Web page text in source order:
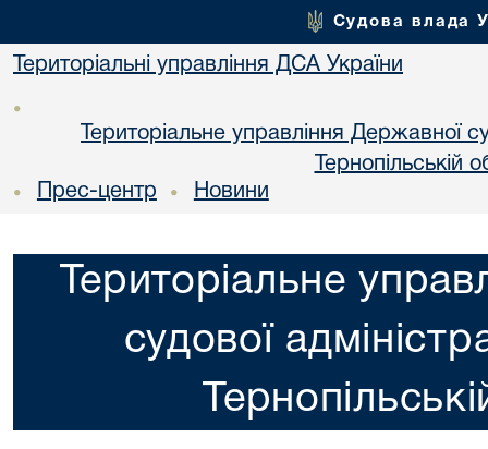
Судова влада
Територіальні управління ДСА України
•
Територіальне управління Державної
Тернопільській
• Прес-центр • Новини
Територіальне
судової